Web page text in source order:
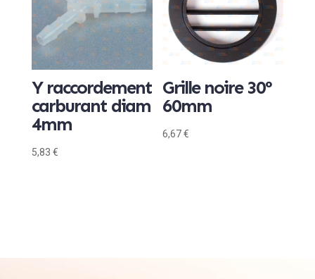
Y raccordement
carburant diam
4mm
5,83 €
Grille noire 30°
60mm
6,67€